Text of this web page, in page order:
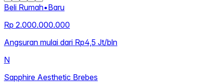
Beli Rumah•Baru
Rp 2.000.000.000
Angsuran mulai dari Rp4,5 Jt/bln
N
Sapphire Aesthetic Brebes